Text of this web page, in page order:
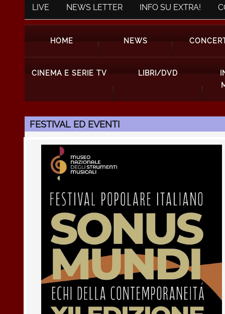
LIVE NEWS LETTER INFO SU EXTRA!
HOME NEWS
CINEMA E SERIE TV LIBRI/DVD
FESTIVAL ED EVENTI